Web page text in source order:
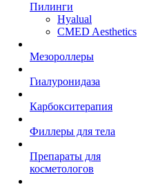
Пилинги
Hyalual
CMED Aesthetics
Мезороллеры
Гиалуронидаза
Карбокситерапия
Филлеры для тела
Препараты для
косметологов